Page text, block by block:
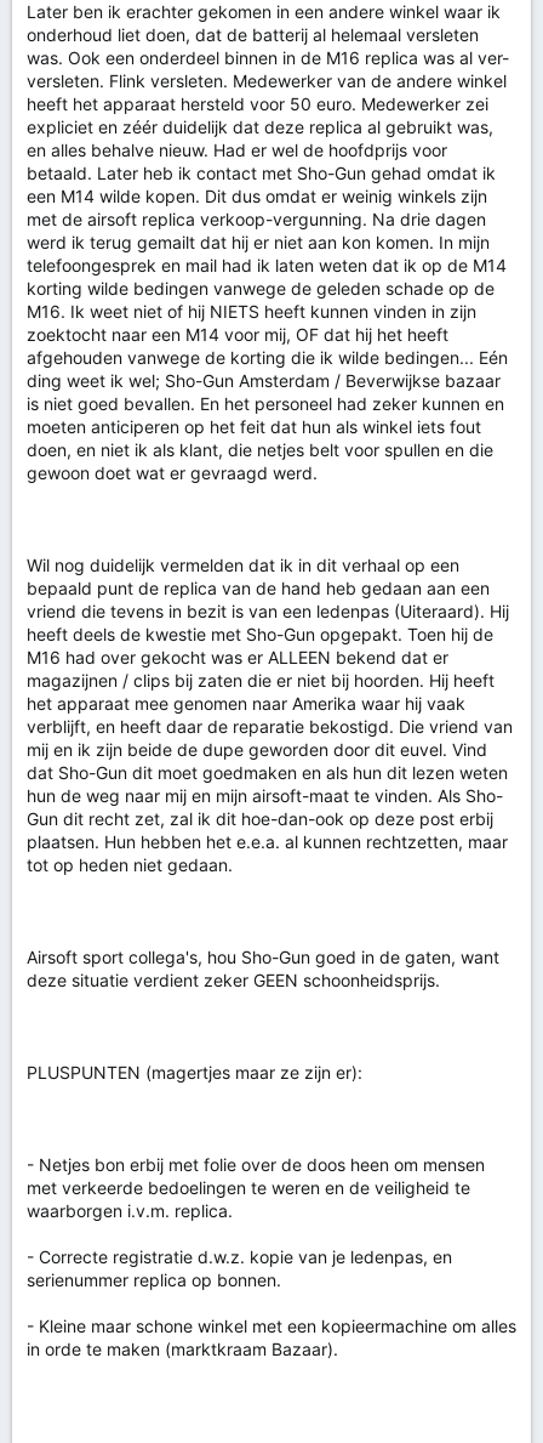
Later ben ik erachter gekomen in een andere winkel waar ik
onderhoud liet doen, dat de batterij al helemaal versleten
was. Ook een onderdeel binnen in de M16 replica was al ver-
versleten. Flink versleten. Medewerker van de andere winkel
heeft het apparaat hersteld voor 50 euro. Medewerker zei
expliciet en zéér duidelijk dat deze replica al gebruikt was,
en alles behalve nieuw. Had er wel de hoofdprijs voor
betaald. Later heb ik contact met Sho-Gun gehad omdat ik
een M14 wilde kopen. Dit dus omdat er weinig winkels zijn
met de airsoft replica verkoop-vergunning. Na drie dagen
werd ik terug gemailt dat hij er niet aan kon komen. In mijn
telefoongesprek en mail had ik laten weten dat ik op de M14
korting wilde bedingen vanwege de geleden schade op de
M16. Ik weet niet of hij NIETS heeft kunnen vinden in zijn
zoektocht naar een M14 voor mij, OF dat hij het heeft
afgehouden vanwege de korting die ik wilde bedingen... Eén
ding weet ik wel; Sho-Gun Amsterdam / Beverwijkse bazaar
is niet goed bevallen. En het personeel had zeker kunnen en
moeten anticiperen op het feit dat hun als winkel iets fout
doen, en niet ik als klant, die netjes belt voor spullen en die
gewoon doet wat er gevraagd werd.
Wil nog duidelijk vermelden dat ik in dit verhaal op een
bepaald punt de replica van de hand heb gedaan aan een
vriend die tevens in bezit is van een ledenpas (Uiteraard). Hij
heeft deels de kwestie met Sho-Gun opgepakt. Toen hij de
M16 had over gekocht was er ALLEEN bekend dat er
magazijnen / clips bij zaten die er niet bij hoorden. Hij heeft
het apparaat mee genomen naar Amerika waar hij vaak
verblijft, en heeft daar de reparatie bekostigd. Die vriend van
mij en ik zijn beide de dupe geworden door dit euvel. Vind
dat Sho-Gun dit moet goedmaken en als hun dit lezen weten
hun de weg naar mij en mijn airsoft-maat te vinden. Als Sho-
Gun dit recht zet, zal ik dit hoe-dan-ook op deze post erbij
plaatsen. Hun hebben het e.e.a. al kunnen rechtzetten, maar
tot op heden niet gedaan.
Airsoft sport collega's, hou Sho-Gun goed in de gaten, want
deze situatie verdient zeker GEEN schoonheidsprijs.
PLUSPUNTEN (magertjes maar ze zijn er):
- Netjes bon erbij met folie over de doos heen om mensen
met verkeerde bedoelingen te weren en de veiligheid te
waarborgen i.v.m. replica.
- Correcte registratie d.w.z. kopie van je ledenpas, en
serienummer replica op bonnen.
- Kleine maar schone winkel met een kopieermachine om alles
in orde te maken (marktkraam Bazaar).